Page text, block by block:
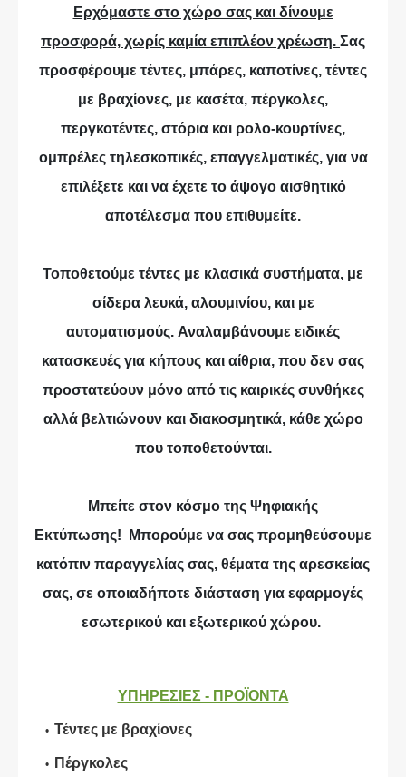
Ερχόμαστε στο χώρο σας και δίνουμε
προσφορά, χωρίς καμία επιπλέον χρέωση. Σας
προσφέρουμε τέντες, μπάρες, καποτίνες, τέντες
με βραχίονες, με κασέτα, πέργκολες,
περγκοτέντες, στόρια και ρολο-κουρτίνες,
ομπρέλες τηλεσκοπικές, επαγγελματικές, για να
επιλέξετε και να έχετε το άψογο αισθητικό
αποτέλεσμα που επιθυμείτε.
Τοποθετούμε τέντες με κλασικά συστήματα, με
σίδερα λευκά, αλουμινίου, και με
αυτοματισμούς. Αναλαμβάνουμε ειδικές
κατασκευές για κήπους και αίθρια, που δεν σας
προστατεύουν μόνο από τις καιρικές συνθήκες
αλλά βελτιώνουν και διακοσμητικά, κάθε χώρο
που τοποθετούνται.
Μπείτε στον κόσμο της Ψηφιακής
Εκτύπωσης! Μπορούμε να σας προμηθεύσουμε
κατόπιν παραγγελίας σας, θέματα της αρεσκείας
σας, σε οποιαδήποτε διάσταση για εφαρμογές
εσωτερικού και εξωτερικού χώρου.
ΥΠΗΡΕΣΙΕΣ - ΠΡΟΪΟΝΤΑ
Τέντες με βραχίονες
Πέργκολες